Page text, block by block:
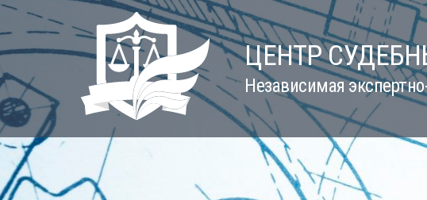
Skip
to
content
ЦЕНТР
Независимая